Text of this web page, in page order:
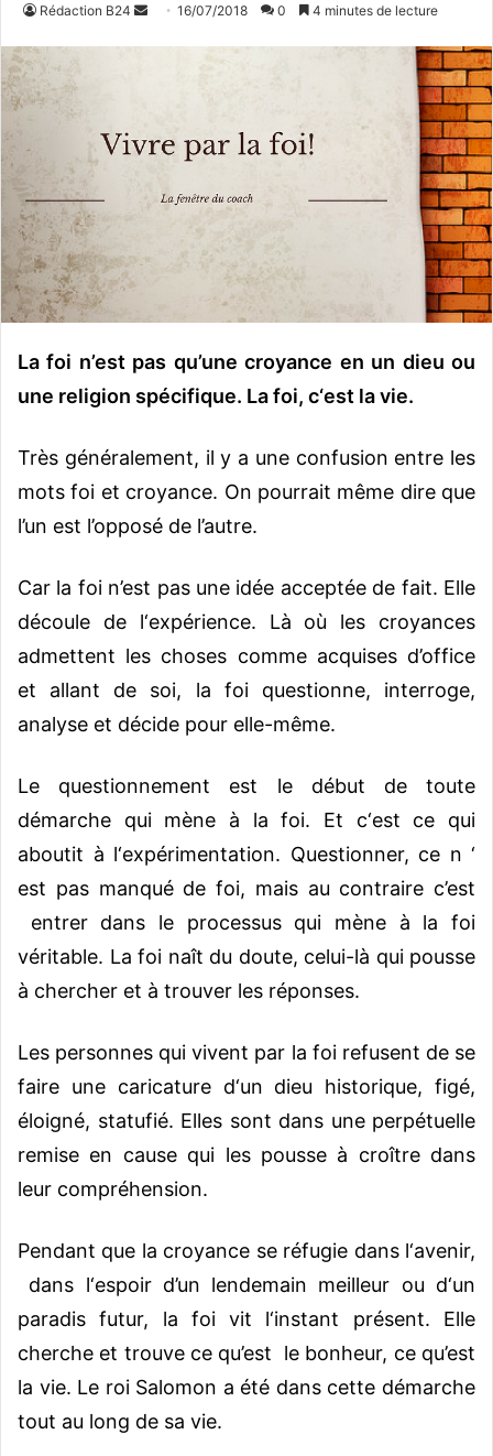
Rédaction B24
e
r
e
16/07/2018 0 4 minutes de lecture
La foi n’est pas qu’une croyance en un dieu ou
une religion spécifique. La foi, c‘est la vie.
Très généralement, il y a une confusion entre les
mots foi et croyance. On pourrait même dire que
l’un est l’opposé de l’autre.
Car la foi n’est pas une idée acceptée de fait. Elle
découle de l‘expérience. Là où les croyances
admettent les choses comme acquises d’office
et allant de soi, la foi questionne, interroge,
analyse et décide pour elle-même.
Le questionnement est le début de toute
démarche qui mène à la foi. Et c‘est ce qui
aboutit à l‘expérimentation. Questionner, ce n ‘
est pas manqué de foi, mais au contraire c’est
entrer dans le processus qui mène à la foi
véritable. La foi naît du doute, celui-là qui pousse
à chercher et à trouver les réponses.
Les personnes qui vivent par la foi refusent de se
faire une caricature d‘un dieu historique, figé,
éloigné, statufié. Elles sont dans une perpétuelle
remise en cause qui les pousse à croître dans
leur compréhension.
Pendant que la croyance se réfugie dans l‘avenir,
dans l‘espoir d’un lendemain meilleur ou d‘un
paradis futur, la foi vit l‘instant présent. Elle
cherche et trouve ce qu’est le bonheur, ce qu’est
la vie. Le roi Salomon a été dans cette démarche
tout au long de sa vie.